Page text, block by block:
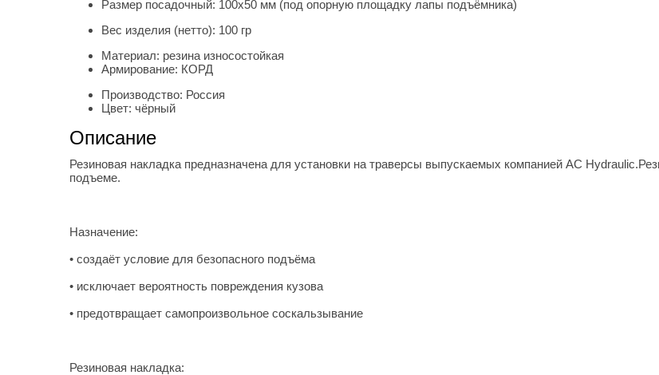
Размер посадочный: 100х50 мм (под опорную площадку лапы подъёмника)
Вес изделия (нетто): 100 гр
Материал: резина износостойкая
Армирование: КОРД
Производство: Россия
Цвет: чёрный
Описание
Резиновая накладка предназначена для установки на траверсы выпускаемых компанией AC
подъеме.
Назначение:
• создаёт условие для безопасного подъёма
• исключает вероятность повреждения кузова
• предотвращает самопроизвольное соскальзывание
Резиновая накладка: